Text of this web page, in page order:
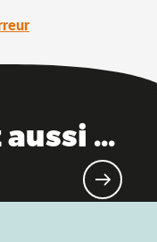
...
grand air